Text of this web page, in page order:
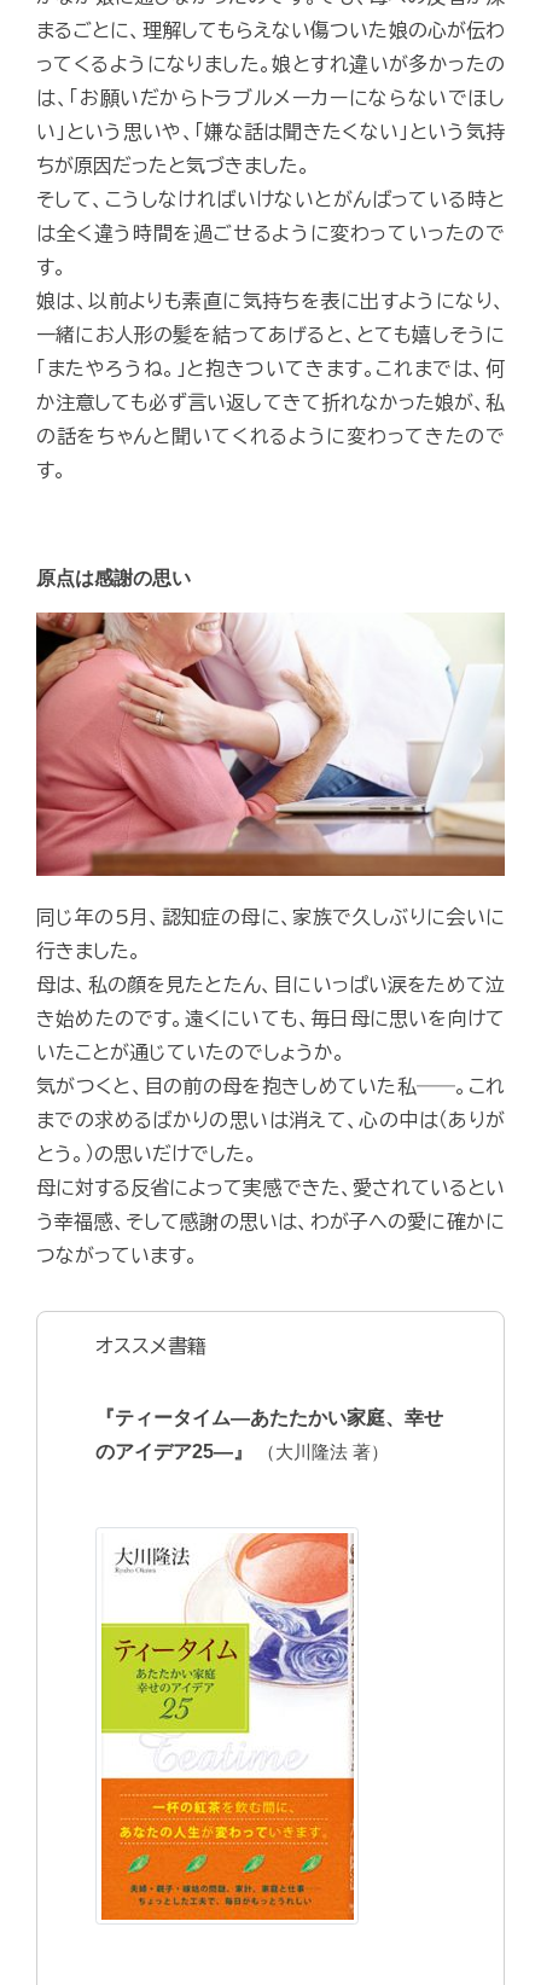
まるごとに、理解してもらえない傷ついた娘の心が伝わ
ってくるようになりました。娘とすれ違いが多かったの
は、「お願いだからトラブルメーカーにならないでほし
い」という思いや、「嫌な話は聞きたくない」という気持
ちが原因だったと気づきました。
そして、こうしなければいけないとがんばっている時と
は全く違う時間を過ごせるように変わっていったので
す。
娘は、以前よりも素直に気持ちを表に出すようになり、
一緒にお人形の髪を結ってあげると、とても嬉しそうに
「またやろうね。」と抱きついてきます。これまでは、何
か注意しても必ず言い返してきて折れなかった娘が、私
の話をちゃんと聞いてくれるように変わってきたので
す。
原点は感謝の思い
同じ年の5月、認知症の母に、家族で久しぶりに会いに
行きました。
母は、私の顔を見たとたん、目にいっぱい涙をためて泣
き始めたのです。遠くにいても、毎日母に思いを向けて
いたことが通じていたのでしょうか。
気がつくと、目の前の母を抱きしめていた私――。これ
までの求めるばかりの思いは消えて、心の中は（ありが
とう。）の思いだけでした。
母に対する反省によって実感できた、愛されているとい
う幸福感、そして感謝の思いは、わが子への愛に確かに
つながっています。
オススメ書籍
『ティータイム―あたたかい家庭、幸せ
のアイデア25―』
（大川隆法 著）